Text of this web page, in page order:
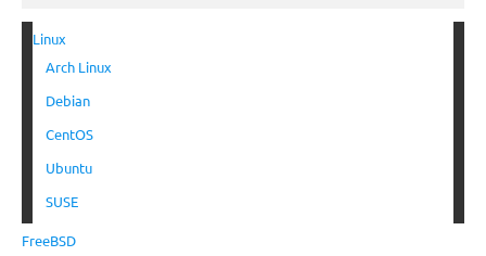
Linux
Arch Linux
Debian
CentOS
Ubuntu
SUSE
FreeBSD